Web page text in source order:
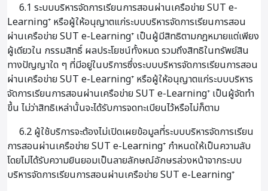
6.1 ระบบบริหารจัดการเรียนการสอนผ่านเครือข่าย SUT e-
Learning⁺ หรือผู้ให้อนุญาตแก่ระบบบริหารจัดการเรียนการสอน
ผ่านเครือข่าย SUT e-Learning⁺ เป็นผู้มีสิทธิตามกฎหมายแต่เพียง
ผู้เดียวใน กรรมสิทธิ์ ผลประโยชน์ทั้งหมด รวมถึงสิทธิในทรัพย์สิน
ทางปัญญาใด ๆ ที่มีอยู่ในบริการซึ่งระบบบริหารจัดการเรียนการสอน
ผ่านเครือข่าย SUT e-Learning⁺ หรือผู้ให้อนุญาตแก่ระบบบริหาร
จัดการเรียนการสอนผ่านเครือข่าย SUT e-Learning⁺ เป็นผู้จัดทำ
ขึ้น ไม่ว่าสิทธิเหล่านั้นจะได้รับการจดทะเบียนไว้หรือไม่ก็ตาม
6.2 ผู้ใช้บริการจะต้องไม่เปิดเผยข้อมูลที่ระบบบริหารจัดการเรียน
การสอนผ่านเครือข่าย SUT e-Learning⁺ กำหนดให้เป็นความลับ
โดยไม่ได้รับความยินยอมเป็นลายลักษณ์อักษรล่วงหน้าจากระบบ
บริหารจัดการเรียนการสอนผ่านเครือข่าย SUT e-Learning⁺